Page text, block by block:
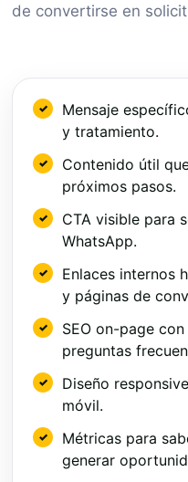
de convertirse en
Mensaje
y tratamiento.
Contenido útil
próximos pasos.
CTA visible para
WhatsApp.
Enlaces internos
y páginas de
SEO on-page
preguntas
Diseño
móvil.
Métricas para
generar